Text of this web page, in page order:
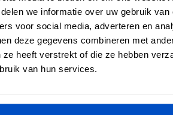
we informatie over uw gebruik van
voor social media, adverteren en
deze gegevens combineren met
ze heeft verstrekt of die ze hebben
van hun services.
- Kleur i